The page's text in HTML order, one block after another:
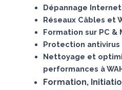
Dépannage Internet
Réseaux Câbles et
Formation sur PC &
Protection antivirus
Nettoyage et
performances à
Formation,